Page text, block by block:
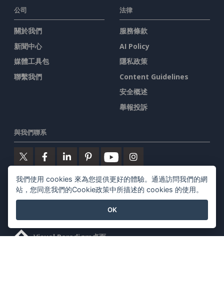
公司
關於我們
新聞中心
媒體工具包
聯繫我們
法律
服務條款
AI Policy
隱私政策
Content Guidelines
安全概述
舉報投訴
與我們聯系
特色產品
Visual Paradigm桌面
我們使用 cookies 來為您提供更好的體驗。通過訪問我們的網
站，您同意我們的Cookie政策中所描述的 cookies 的使用。
OK